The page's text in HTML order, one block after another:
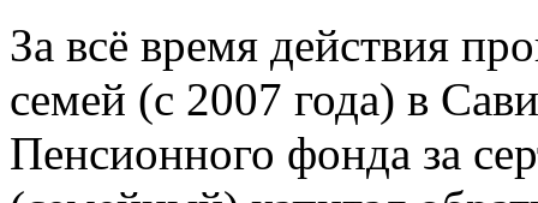
За всё время действия
семей (с 2007 года) в
Пенсионного фонда за